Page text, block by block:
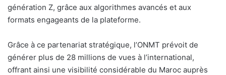
génération Z, grâce aux algorithmes avancés et aux
formats engageants de la plateforme.
Grâce à ce partenariat stratégique, l’ONMT prévoit de
générer plus de 28 millions de vues à l’international,
offrant ainsi une visibilité considérable du Maroc auprès